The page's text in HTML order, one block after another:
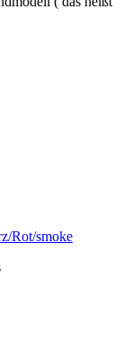
Rot/smoke